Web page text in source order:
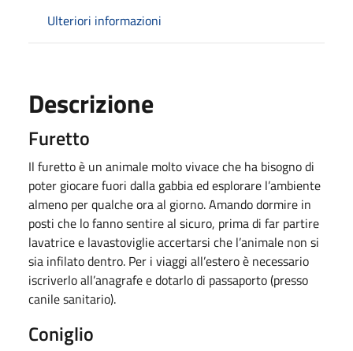
Ulteriori informazioni
Descrizione
Furetto
Il furetto è un animale molto vivace che ha bisogno di
poter giocare fuori dalla gabbia ed esplorare l’ambiente
almeno per qualche ora al giorno. Amando dormire in
posti che lo fanno sentire al sicuro, prima di far partire
lavatrice e lavastoviglie accertarsi che l’animale non si
sia infilato dentro. Per i viaggi all’estero è necessario
iscriverlo all’anagrafe e dotarlo di passaporto (presso
canile sanitario).
Coniglio